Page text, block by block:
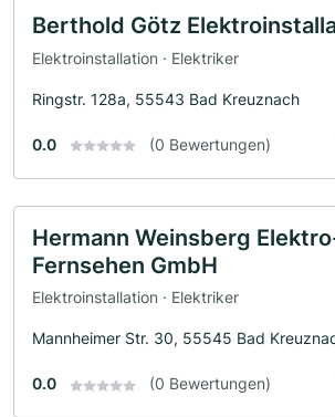
Berthold Götz
Elektroinstallation · Elektriker
Ringstr. 128a, 55543 Bad Kreuznach
0.0 (0 Bewertungen)
Hermann Weinsberg
Fernsehen GmbH
Elektroinstallation · Elektriker
Mannheimer Str. 30, 55545 Bad
0.0 (0 Bewertungen)